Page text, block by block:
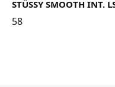
STÜSSY SMOOTH INT.
58